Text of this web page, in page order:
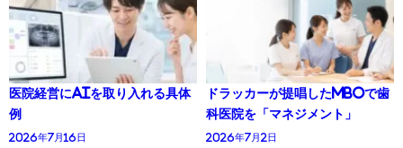
医院経営にAIを取り入れる具体
例
2026年7月16日
ドラッカーが提唱したMBOで歯
科医院を「マネジメント」
2026年7月2日